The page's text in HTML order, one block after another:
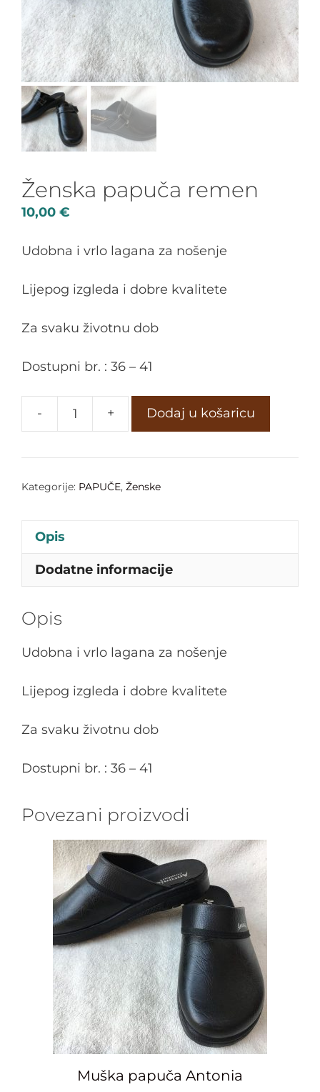
Ženska papuča remen
10,00 €
Udobna i vrlo lagana za nošenje
Lijepog izgleda i dobre kvalitete
Za svaku životnu dob
Dostupni br. : 36 – 41
- + Dodaj u košaricu
Kategorije: PAPUČE, Ženske
Opis
Dodatne informacije
Opis
Udobna i vrlo lagana za nošenje
Lijepog izgleda i dobre kvalitete
Za svaku životnu dob
Dostupni br. : 36 – 41
Povezani proizvodi
Muška papuča Antonia